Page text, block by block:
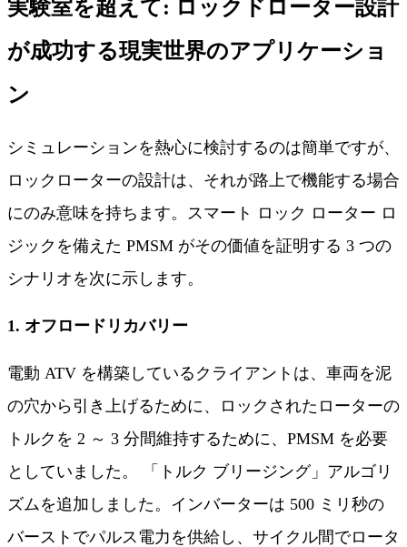
実験室を超えて: ロックドローター設計
が成功する現実世界のアプリケーショ
ン
シミュレーションを熱心に検討するのは簡単ですが、
ロックローターの設計は、それが路上で機能する場合
にのみ意味を持ちます。スマート ロック ローター ロ
ジックを備えた PMSM がその価値を証明する 3 つの
シナリオを次に示します。
1. オフロードリカバリー
電動 ATV を構築しているクライアントは、車両を泥
の穴から引き上げるために、ロックされたローターの
トルクを 2 ～ 3 分間維持するために、PMSM を必要
としていました。 「トルク ブリージング」アルゴリ
ズムを追加しました。インバーターは 500 ミリ秒の
バーストでパルス電力を供給し、サイクル間でロータ